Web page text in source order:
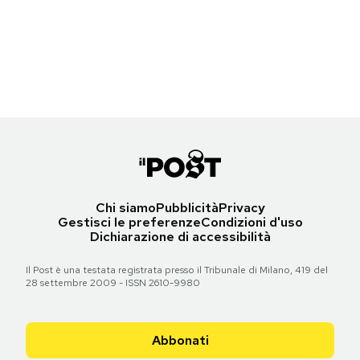
Chi siamoPubblicitàPrivacy
Gestisci le preferenzeCondizioni d'uso
Dichiarazione di accessibilità
Il Post è una testata registrata presso il Tribunale di Milano, 419 del
28 settembre 2009 - ISSN 2610-9980
Abbonati